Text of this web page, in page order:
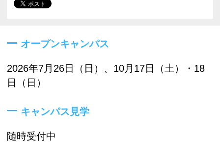
オープンキャンパス
2026年7月26日（日）、10月17日（土）・18
日（日）
キャンパス見学
随時受付中